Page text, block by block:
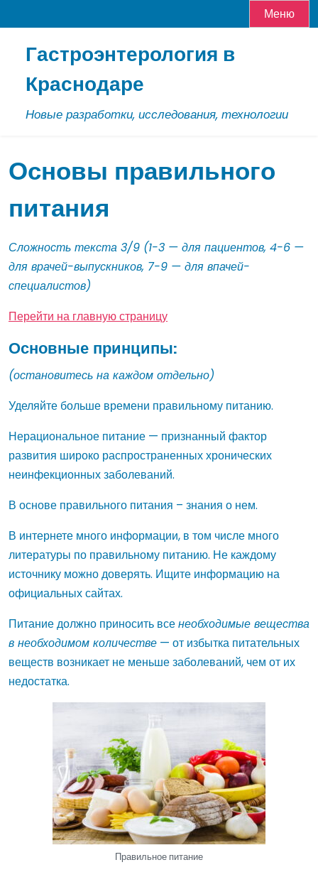
Меню
content
Гастроэнтерология в
Краснодаре
Новые разработки, исследования, технологии
Основы правильного
питания
Сложность текста 3/9 (1-3 — для пациентов, 4-6 —
для врачей-выпускников, 7-9 — для впачей-
специалистов)
Перейти на главную страницу
Основные принципы:
(остановитесь на каждом отдельно)
Уделяйте больше времени правильному питанию.
Нерациональное питание — признанный фактор
развития широко распространенных хронических
неинфекционных заболеваний.
В основе правильного питания – знания о нем.
В интернете много информации, в том числе много
литературы по правильному питанию. Не каждому
источнику можно доверять. Ищите информацию на
официальных сайтах.
Питание должно приносить всенеобходимые вещества
в необходимом количестве — от избытка питательных
веществ возникает не меньше заболеваний, чем от их
недостатка.
Правильное питание